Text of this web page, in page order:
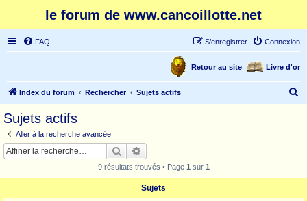
le forum de www.cancoillotte.net
FAQ Connexion
S’enregistrer
Livre d'or
Retour au site
Index du forum Rechercher Sujets actifs
Sujets actifs
Aller à la recherche avancée
Rechercher
9 résultats trouvés • Page 1 sur 1
Sujets